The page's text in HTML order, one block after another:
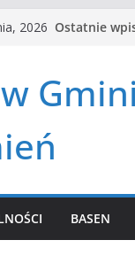
2026 Ostatnie
BASEN